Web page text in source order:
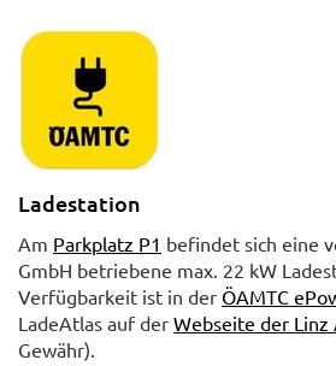
Ladestation
Am Parkplatz P1 befindet sich eine
GmbH betriebene max. 22 kW
Verfügbarkeit ist in der ÖAMTC
LadeAtlas auf der Webseite der Linz
Gewähr).